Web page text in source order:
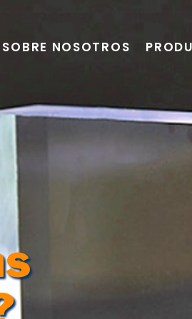
SOBRE NOSOTROS